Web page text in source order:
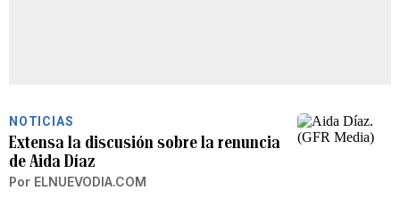
NOTICIAS
Extensa la discusión sobre la renuncia
de Aida Díaz
Por ELNUEVODIA.COM